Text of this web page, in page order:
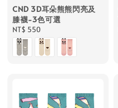
CND 3D耳朵熊熊閃亮及
膝襪-3色可選
Regular
price
NT$ 550